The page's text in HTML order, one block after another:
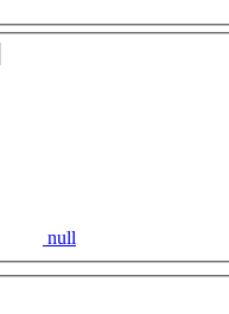
null